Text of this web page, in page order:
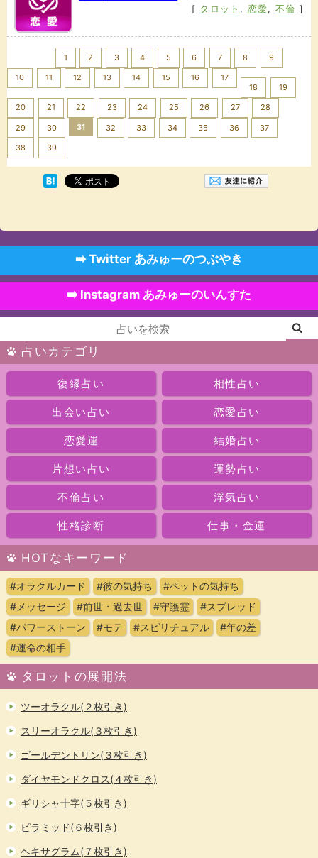
[ タロット , 恋愛, 不倫 ]
1 2 3 4 5 6 7 8 9
10 11 12 13 14 15 16
17
18
19
20 21 22 23 24 25 26 27 28
29 30 31 32 33 34 35 36 37
38 39
➡️ Twitter あみゅーのつぶやき
➡️ Instagram あみゅーのいんすた
占いカテゴリ
復縁占い 相性占い
出会い占い 恋愛占い
恋愛運 結婚占い
片想い占い 運勢占い
不倫占い 浮気占い
性格診断 仕事・金運
HOTなキーワード
#オラクルカード #彼の気持ち
#ペットの気持ち
#メッセージ
#前世・過去世 #守護霊
#スプレッド
#パワーストーン
#モテ #スピリチュアル
#年の差
#運命の相手
タロットの展開法
ツーオラクル(２枚引き)
スリーオラクル(３枚引き)
ゴールデントリン(３枚引き)
ダイヤモンドクロス(４枚引き)
ギリシャ十字(５枚引き)
ピラミッド(６枚引き)
ヘキサグラム(７枚引き)